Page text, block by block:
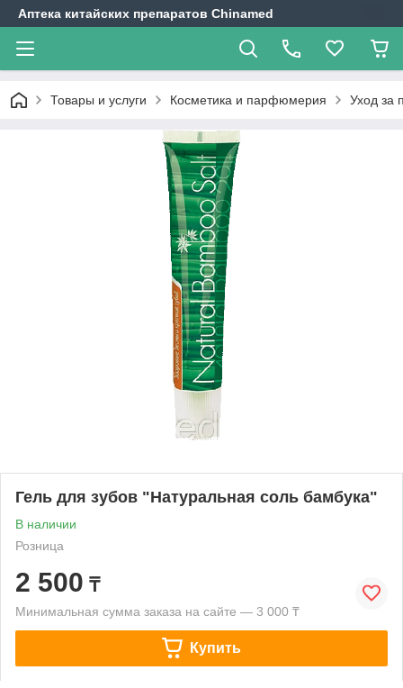
Аптека китайских препаратов Chinamed
Товары и услуги Косметика и парфюмерия Уход за
Гель для зубов "Натуральная соль бамбука"
В наличии
Розница
2 500 ₸
Минимальная сумма заказа на сайте — 3 000 ₸
Купить